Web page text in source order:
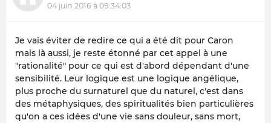
04 juin 2016 à 09:34:03
Je vais éviter de redire ce qui a été dit pour Caron
mais là aussi, je reste étonné par cet appel à une
"rationalité" pour ce qui est d'abord dépendant d'une
sensibilité. Leur logique est une logique angélique,
plus proche du surnaturel que du naturel, c'est dans
des métaphysiques, des spiritualités bien particulières
qu'on a ces idées d'une vie sans douleur, sans mort,